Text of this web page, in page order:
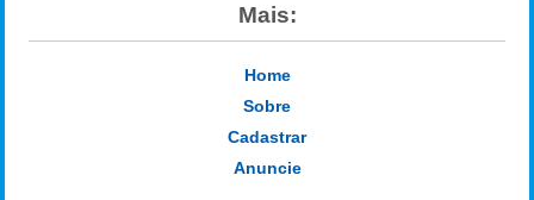
Mais:
Home
Sobre
Cadastrar
Anuncie